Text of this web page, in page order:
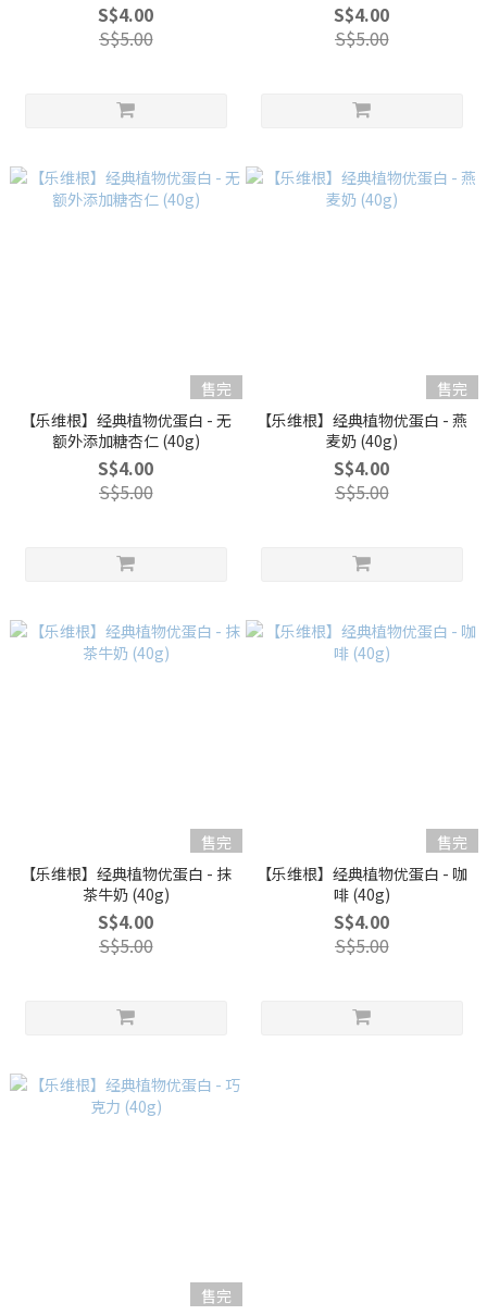
S$4.00
S$5.00
S$4.00
S$5.00
售完
【乐维根】经典植物优蛋白 - 无
额外添加糖杏仁 (40g)
S$4.00
S$5.00
售完
【乐维根】经典植物优蛋白 - 燕
麦奶 (40g)
S$4.00
S$5.00
售完
【乐维根】经典植物优蛋白 - 抹
茶牛奶 (40g)
S$4.00
S$5.00
售完
【乐维根】经典植物优蛋白 - 咖
啡 (40g)
S$4.00
S$5.00
售完